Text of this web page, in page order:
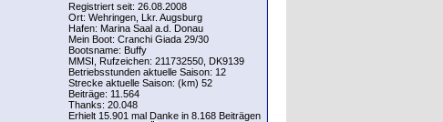
Registriert seit: 26.08.2008
Ort: Wehringen, Lkr. Augsburg
Hafen: Marina Saal a.d. Donau
Mein Boot: Cranchi Giada 29/30
Bootsname: Buffy
MMSI, Rufzeichen: 211732550, DK9139
Betriebsstunden aktuelle Saison: 12
Strecke aktuelle Saison: (km) 52
Beiträge: 11.564
Thanks: 20.048
Erhielt 15.901 mal Danke in 8.168 Beiträgen